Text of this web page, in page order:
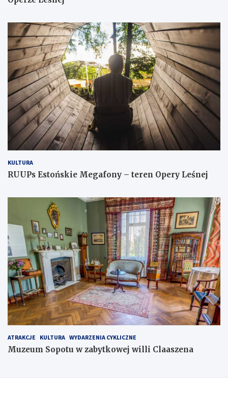
KULTURA
RUUPs Estońskie Megafony – teren Opery Leśnej
ATRAKCJE KULTURA WYDARZENIA CYKLICZNE
Muzeum Sopotu w zabytkowej willi Claaszena